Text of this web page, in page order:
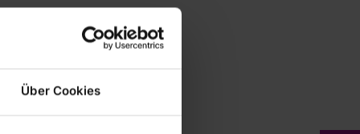
Über Cookies